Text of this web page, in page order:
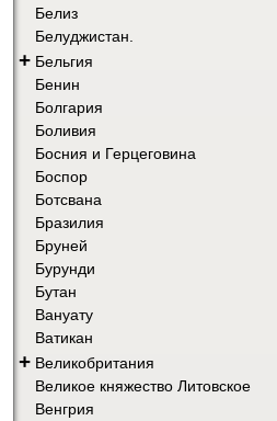
Белиз
Белуджистан.
+ Бельгия
Бенин
Болгария
Боливия
Босния и Герцеговина
Боспор
Ботсвана
Бразилия
Бруней
Бурунди
Бутан
Вануату
Ватикан
+ Великобритания
Великое княжество Литовское
Венгрия